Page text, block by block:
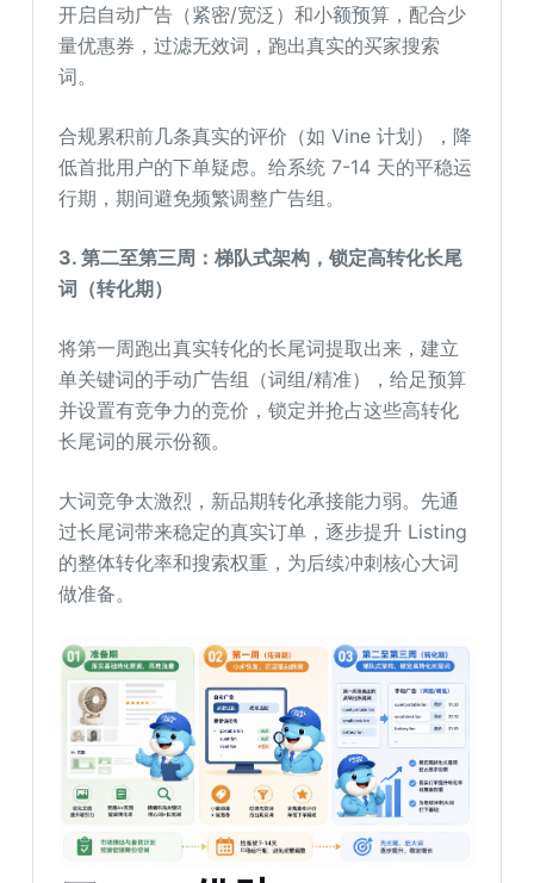
开启自动广告（紧密/宽泛）和小额预算，配合少
量优惠券，过滤无效词，跑出真实的买家搜索
词。
合规累积前几条真实的评价（如 Vine 计划），降
低首批用户的下单疑虑。给系统 7-14 天的平稳运
行期，期间避免频繁调整广告组。
3. 第二至第三周：梯队式架构，锁定高转化长尾
词（转化期）
将第一周跑出真实转化的长尾词提取出来，建立
单关键词的手动广告组（词组/精准），给足预算
并设置有竞争力的竞价，锁定并抢占这些高转化
长尾词的展示份额。
大词竞争太激烈，新品期转化承接能力弱。先通
过长尾词带来稳定的真实订单，逐步提升 Listing
的整体转化率和搜索权重，为后续冲刺核心大词
做准备。